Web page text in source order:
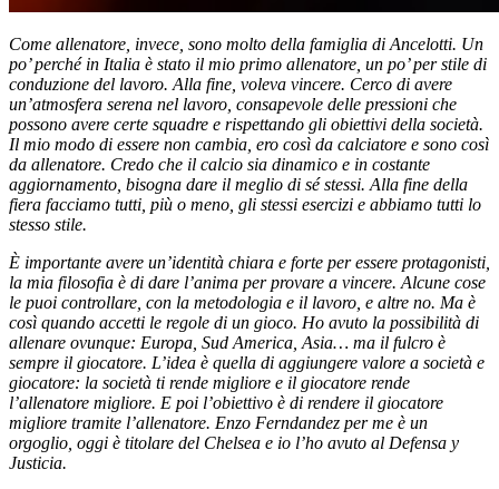
Come allenatore, invece, sono molto della famiglia di Ancelotti. Un
po’ perché in Italia è stato il mio primo allenatore, un po’ per stile di
conduzione del lavoro. Alla fine, voleva vincere. Cerco di avere
un’atmosfera serena nel lavoro, consapevole delle pressioni che
possono avere certe squadre e rispettando gli obiettivi della società.
Il mio modo di essere non cambia, ero così da calciatore e sono così
da allenatore. Credo che il calcio sia dinamico e in costante
aggiornamento, bisogna dare il meglio di sé stessi. Alla fine della
fiera facciamo tutti, più o meno, gli stessi esercizi e abbiamo tutti lo
stesso stile.
È importante avere un’identità chiara e forte per essere protagonisti,
la mia filosofia è di dare l’anima per provare a vincere. Alcune cose
le puoi controllare, con la metodologia e il lavoro, e altre no. Ma è
così quando accetti le regole di un gioco. Ho avuto la possibilità di
allenare ovunque: Europa, Sud America, Asia… ma il fulcro è
sempre il giocatore. L’idea è quella di aggiungere valore a società e
giocatore: la società ti rende migliore e il giocatore rende
l’allenatore migliore. E poi l’obiettivo è di rendere il giocatore
migliore tramite l’allenatore. Enzo Ferndandez per me è un
orgoglio, oggi è titolare del Chelsea e io l’ho avuto al Defensa y
Justicia.